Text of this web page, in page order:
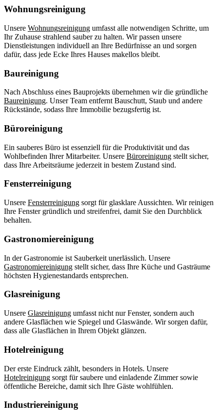
Wohnungsreinigung
Unsere Wohnungsreinigung umfasst alle notwendigen Schritte, um
Ihr Zuhause strahlend sauber zu halten. Wir passen unsere
Dienstleistungen individuell an Ihre Bedürfnisse an und sorgen
dafür, dass jede Ecke Ihres Hauses makellos bleibt.
Baureinigung
Nach Abschluss eines Bauprojekts übernehmen wir die gründliche
Baureinigung. Unser Team entfernt Bauschutt, Staub und andere
Rückstände, sodass Ihre Immobilie bezugsfertig ist.
Büroreinigung
Ein sauberes Büro ist essenziell für die Produktivität und das
Wohlbefinden Ihrer Mitarbeiter. Unsere Büroreinigung stellt sicher,
dass Ihre Arbeitsräume jederzeit in bestem Zustand sind.
Fensterreinigung
Unsere Fensterreinigung sorgt für glasklare Aussichten. Wir reinigen
Ihre Fenster gründlich und streifenfrei, damit Sie den Durchblick
behalten.
Gastronomiereinigung
In der Gastronomie ist Sauberkeit unerlässlich. Unsere
Gastronomiereinigung stellt sicher, dass Ihre Küche und Gasträume
höchsten Hygienestandards entsprechen.
Glasreinigung
Unsere Glasreinigung umfasst nicht nur Fenster, sondern auch
andere Glasflächen wie Spiegel und Glaswände. Wir sorgen dafür,
dass alle Glasflächen in Ihrem Objekt glänzen.
Hotelreinigung
Der erste Eindruck zählt, besonders in Hotels. Unsere
Hotelreinigung sorgt für saubere und einladende Zimmer sowie
öffentliche Bereiche, damit sich Ihre Gäste wohlfühlen.
Industriereinigung